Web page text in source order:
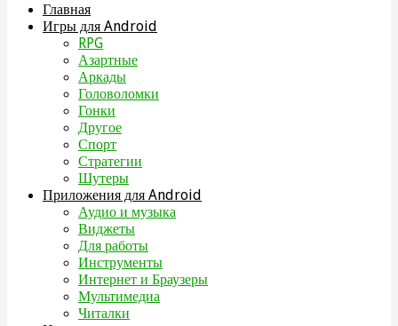
Главная
Игры для Android
RPG
Азартные
Аркады
Головоломки
Гонки
Другое
Спорт
Стратегии
Шутеры
Приложения для Android
Аудио и музыка
Виджеты
Для работы
Инструменты
Интернет и Браузеры
Мультимедиа
Читалки